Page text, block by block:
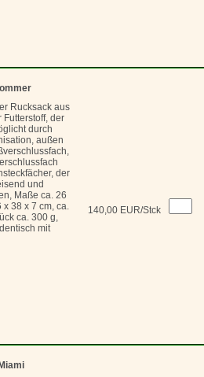
Rucksack aus
der
durch
außen
der
und
Maße ca. 26
38 x 7 cm, ca.
ca. 300 g,
mit
140,00 EUR/Stck